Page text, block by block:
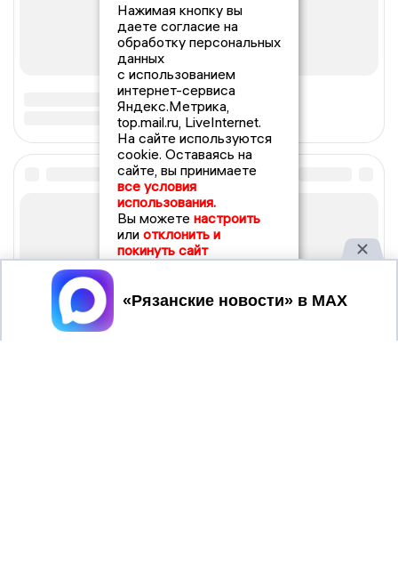
Нажимая кнопку вы
даете согласие на
обработку персональных
данных
с использованием
интернет-сервиса
Яндекс.Метрика,
top.mail.ru, LiveInternet.
На сайте используются
cookie. Оставаясь на
сайте, вы принимаете
все условия
использования.
Вы можете настроить
или отклонить и
покинуть сайт
Принять